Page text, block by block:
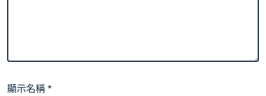
顯示名稱*